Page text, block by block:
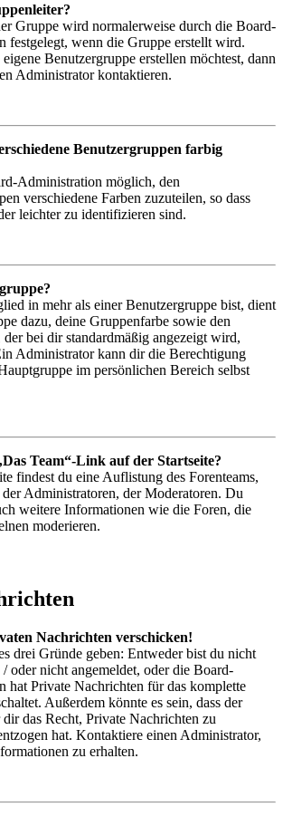
Gruppe wird normalerweise durch die Board-
festgelegt, wenn die Gruppe erstellt wird.
Benutzergruppe erstellen möchtest, dann
Administrator kontaktieren.
Benutzergruppen farbig
Administration möglich, den
verschiedene Farben zuzuteilen, so dass
leichter zu identifizieren sind.
in mehr als einer Benutzergruppe bist, dient
dazu, deine Gruppenfarbe sowie den
bei dir standardmäßig angezeigt wird,
Administrator kann dir die Berechtigung
im persönlichen Bereich selbst
Team“-Link auf der Startseite?
findest du eine Auflistung des Forenteams,
Administratoren, der Moderatoren. Du
weitere Informationen wie die Foren, die
moderieren.
Nachrichten verschicken!
drei Gründe geben: Entweder bist du nicht
oder nicht angemeldet, oder die Board-
hat Private Nachrichten für das komplette
Außerdem könnte es sein, dass der
das Recht, Private Nachrichten zu
hat. Kontaktiere einen Administrator,
zu erhalten.